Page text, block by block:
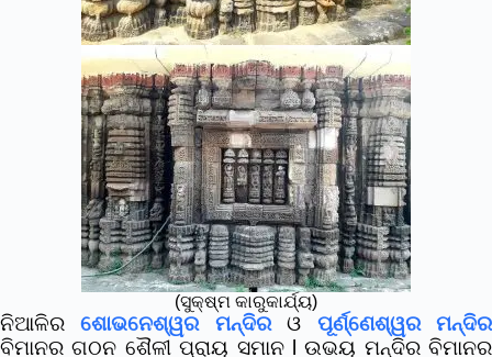
(ସୁକ୍ଷ୍ମ କାରୁକାର୍ଯ୍ୟ)
ନିଆଳିରଶୋଭନେଶ୍ୱର ମନ୍ଦିରଓ ପୂର୍ଣ୍ଣେଶ୍ୱର ମନ୍ଦିର
ବିମାନର ଗଠନ ଶୈଳୀ ପ୍ରାୟ ସମାନ l ଉଭୟ ମନ୍ଦିର ବିମାନର